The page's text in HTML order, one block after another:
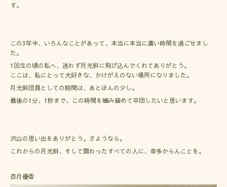
す。
この3年半、いろんなことがあって、本当に本当に濃い時間を過ごせまし
た。
1回生の頃の私へ、迷わず月光斜に飛び込んでくれてありがとう。
ここは、私にとって大好きな、かけがえのない場所になりました。
月光斜団員としての期間は、あとほんの少し。
最後の1分、1秒まで、この時間を嚙み締めて卒団したいと思います。
沢山の思い出をありがとう。さようなら。
これからの月光斜、そして関わったすべての人に、幸多からんことを。
杏月優香